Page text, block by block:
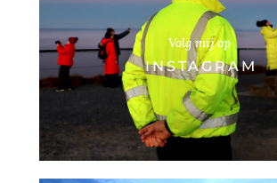
Volg mij op
INSTAGRAM